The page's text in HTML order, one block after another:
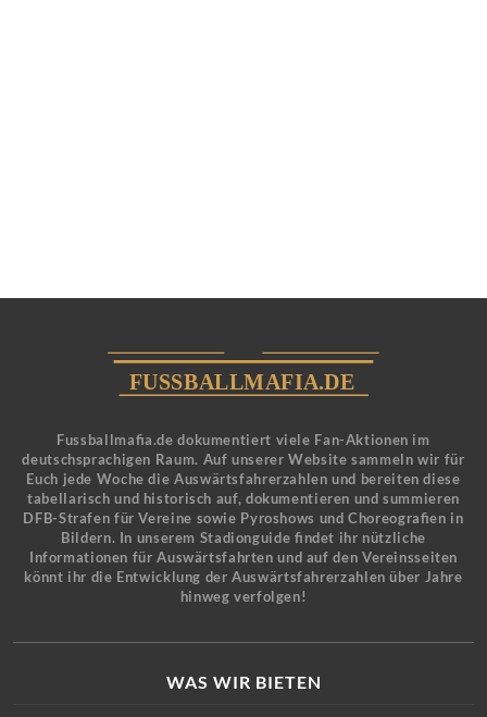
Fussballmafia.de dokumentiert viele Fan-Aktionen im
deutschsprachigen Raum. Auf unserer Website sammeln wir für
Euch jede Woche die Auswärtsfahrerzahlen und bereiten diese
tabellarisch und historisch auf, dokumentieren und summieren
DFB-Strafen für Vereine sowie Pyroshows und Choreografien in
Bildern. In unserem Stadionguide findet ihr nützliche
Informationen für Auswärtsfahrten und auf den Vereinsseiten
könnt ihr die Entwicklung der Auswärtsfahrerzahlen über Jahre
hinweg verfolgen!
WAS WIR BIETEN